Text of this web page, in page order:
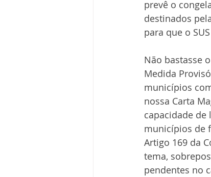
prevê o
destinados
para que o
Não bastasse
Medida
municípios
nossa Carta
capacidade de
municípios de
Artigo 169 da
tema,
pendentes no